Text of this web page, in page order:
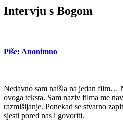
Intervju s Bogom
Piše: Anonimno
Nedavno sam naišla na jedan film…
ovoga teksta. Sam naziv filma me
razmišljanje. Ponekad se stvarno
sjesti pored nas i govoriti.